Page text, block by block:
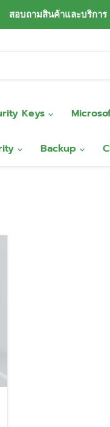
สอบถามสินค้าและบริกา
Keys
Backup